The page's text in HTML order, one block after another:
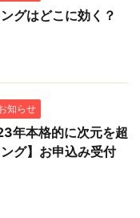
グはどこに効く？
知らせ
年本格的に次元を超
グ】お申込み受付